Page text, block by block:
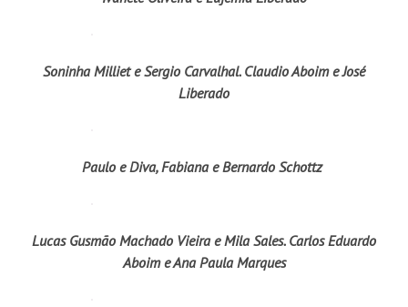
Soninha Milliet e Sergio Carvalhal. Claudio Aboim e José
Liberado
Paulo e Diva, Fabiana e Bernardo Schottz
Lucas Gusmão Machado Vieira e Mila Sales. Carlos Eduardo
Aboim e Ana Paula Marques